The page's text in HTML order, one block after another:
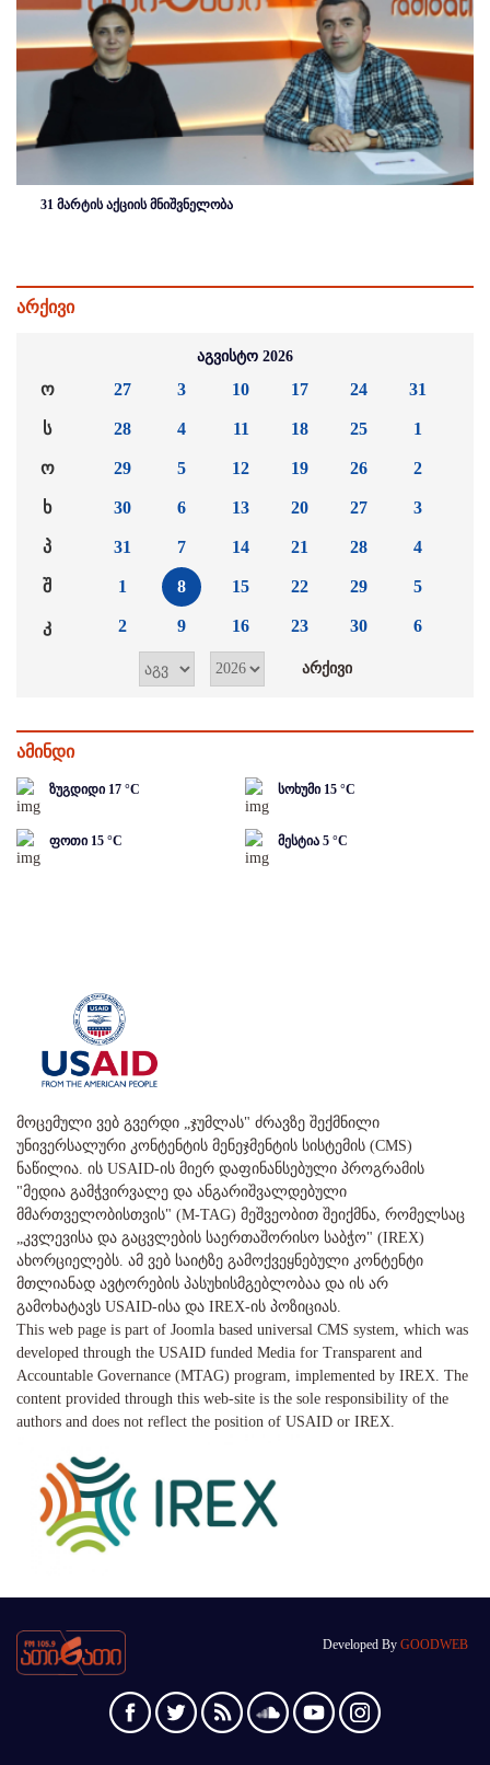
31 მარტის აქციის მნიშვნელობა
არქივი
აგვისტო 2026
ო
ს
ო
ხ
პ
შ
კ
27
28
29
30
31
1
2
3
4
5
6
7
8
9
10
11
12
13
14
15
16
17
18
19
20
21
22
23
24
25
26
27
28
29
30
31
1
2
3
4
5
6
ამინდი
ზუგდიდი 17 °C სოხუმი 15 °C
ფოთი 15 °C მესტია 5 °C
მოცემული ვებ გვერდი „ჯუმლას" ძრავზე შექმნილი
უნივერსალური კონტენტის მენეჯმენტის სისტემის (CMS)
ნაწილია. ის USAID-ის მიერ დაფინანსებული პროგრამის
"მედია გამჭვირვალე და ანგარიშვალდებული
მმართველობისთვის" (M-TAG) მეშვეობით შეიქმნა, რომელსაც
„კვლევისა და გაცვლების საერთაშორისო საბჭო" (IREX)
ახორციელებს. ამ ვებ საიტზე გამოქვეყნებული კონტენტი
მთლიანად ავტორების პასუხისმგებლობაა და ის არ
გამოხატავს USAID-ისა და IREX-ის პოზიციას.
This web page is part of Joomla based universal CMS system, which was
developed through the USAID funded Media for Transparent and
Accountable Governance (MTAG) program, implemented by IREX. The
content provided through this web-site is the sole responsibility of the
authors and does not reflect the position of USAID or IREX.
Developed By GOODWEB